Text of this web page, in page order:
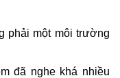
phải một môi trường
đã nghe khá nhiều